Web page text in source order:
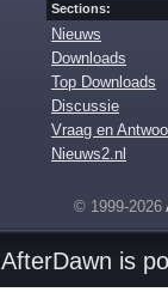
Sections:
Nieuws
Downloads
Top Downloads
Discussie
Vraag en
Nieuws2.nl
© 1999-2026
AfterDawn is